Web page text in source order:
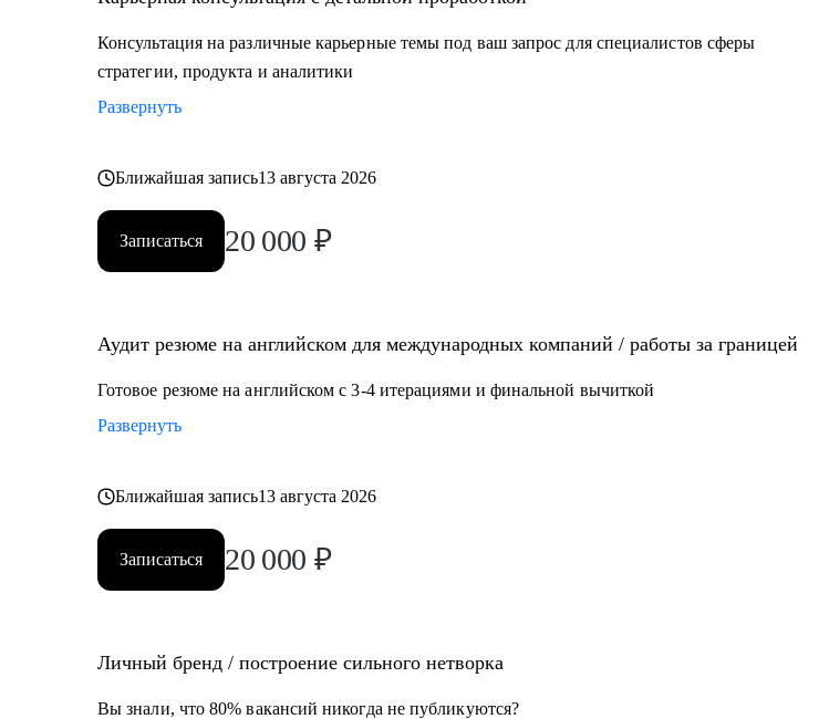
Кому могу помочь:
Product Management, Project Management
• Думает об иммиграции в США по визе талантов О1 / ЕВ1-А
• Хочет поступить в топовые бизнес школы в Европе
Консультация на различные карьерные темы под ваш запрос для специалистов сферы
стратегии, продукта и аналитики
Развернуть
Ближайшая запись13 августа 2026
Записаться 20 000 ₽
Аудит резюме на английском для международных компаний / работы за границей
Готовое резюме на английском с 3-4 итерациями и финальной вычиткой
Развернуть
Ближайшая запись13 августа 2026
Записаться 20 000 ₽
Личный бренд / построение сильного нетворка
Вы знали, что 80% вакансий никогда не публикуются?